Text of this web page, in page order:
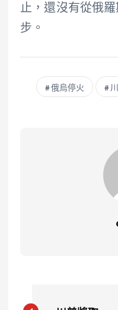
止，還沒有從俄
步。
俄烏停火